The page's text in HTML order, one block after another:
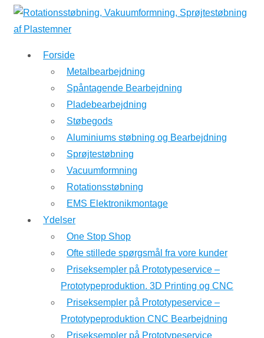
↓
Hop
hovedindhold
Forside
Metalbearbejdning
Spåntagende Bearbejdning
Pladebearbejdning
Støbegods
Aluminiums støbning og Bearbejdning
Sprøjtestøbning
Vacuumformning
Rotationsstøbning
EMS Elektronikmontage
Ydelser
One Stop Shop
Ofte stillede spørgsmål fra vore kunder
Priseksempler på Prototypeservice –
Prototypeproduktion. 3D Printing og CNC
Priseksempler på Prototypeservice –
Prototypeproduktion CNC Bearbejdning
Priseksempler på Prototypeservice